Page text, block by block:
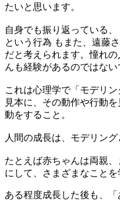
たいと思います。
自身でも振り返っている
という行為 もまた、遠藤
だと考えられます。憧れ
んも経験があるのではない
これは心理学で「モデリ
見本に、その動作や行動
動をすること。
人間の成長は、モデリン
たとえば赤ちゃんは両親
にして、さまざまなことを
ある程度成長した後も、